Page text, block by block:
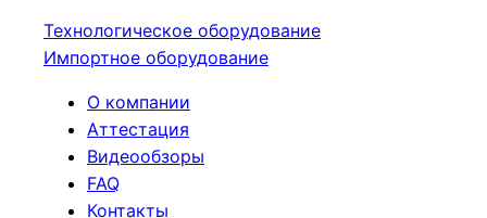
Технологическое оборудование
Импортное оборудование
О компании
Аттестация
Видеообзоры
FAQ
Контакты